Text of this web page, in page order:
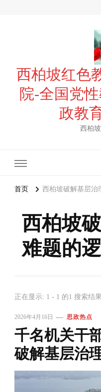
西柏坡红色
院-全国党
政教
西柏
首页 西柏坡破解基层治
西柏坡
难题的
正在显示: 1 - 1 的1 搜索结果
2026年4月16日 思政热点
千名机关干
破解基层治